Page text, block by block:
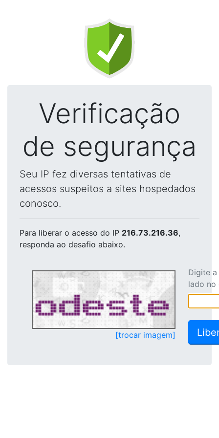
Verificação
de segurança
Seu IP fez diversas tentativas de
acessos suspeitos a sites hospedados
conosco.
Para liberar o acesso do IP 216.73.216.36,
responda ao desafio abaixo.
[trocar imagem]
Digite
lado no